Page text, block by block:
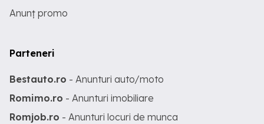
Anunț promo
Parteneri
Bestauto.ro - Anunturi auto/moto
Romimo.ro - Anunturi imobiliare
Romjob.ro - Anunturi locuri de munca